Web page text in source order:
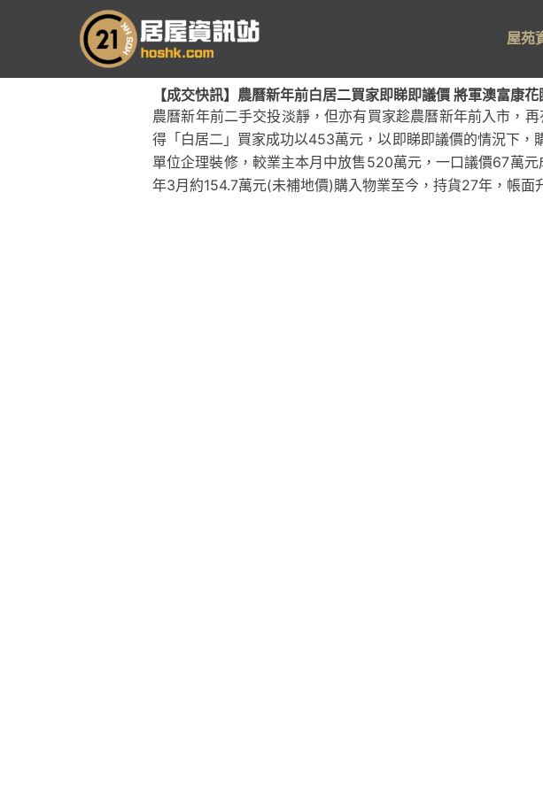
要
屋苑
【成交快訊】農曆新年前白居二買家即睇即議價 將軍澳富康
農曆新年前二手交投淡靜，但亦有買家趁農曆新年前入市，
得「白居二」買家成功以453萬元，以即睇即議價的情況下
單位企理裝修，較業主本月中放售520萬元，一口議價67萬
年3月約154.7萬元(未補地價)購入物業至今，持貨27年，帳面